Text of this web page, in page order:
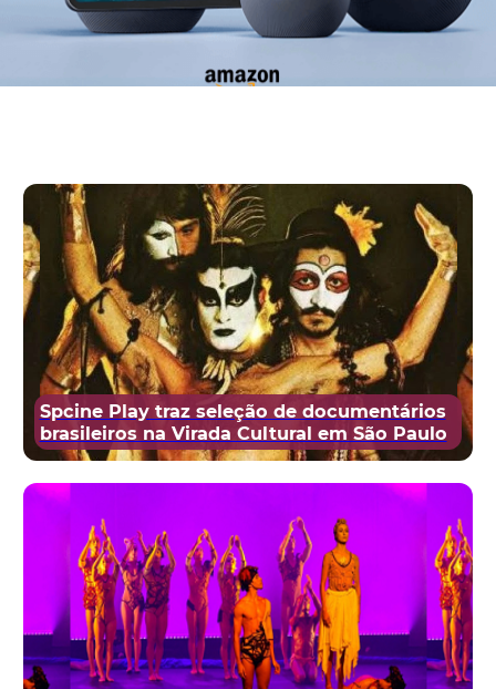
Spcine Play traz seleção de documentários
brasileiros na Virada Cultural em São Paulo